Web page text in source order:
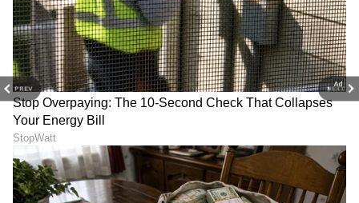
PREV NEXT
ಅನುಭವಿಸಬಹುದು.
LATEST VIDEOS